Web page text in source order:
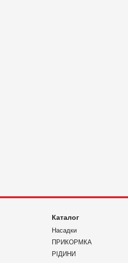
Каталог
Насадки
ПРИКОРМКА
РІДИНИ